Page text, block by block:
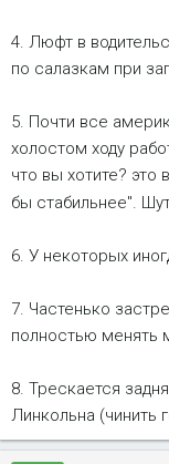
4. Люфт в
по салазкам при
5. Почти все
холостом ходу
что вы хотите? это
бы стабильнее".
6. У некоторых
7. Частенько
полностью менять
8. Трескается
Линкольна (чинить